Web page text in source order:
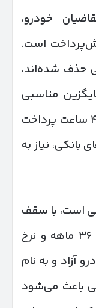
خودرو،
است.
حذف شده‌اند،
مناسبی
باشد. این تسهیلات در کمتر از ۴۸ ساعت پرداخت
نیاز به
است، با سقف
، بازپرداخت ۳۶ ماهه و نرخ
آزاد و به نام
باعث می‌شود